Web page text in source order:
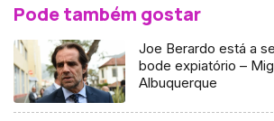
Pode também gostar
Joe Berardo está a
bode expiatório –
Albuquerque